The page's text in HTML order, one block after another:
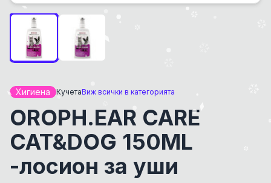
Хигиена КучетаВиж всички в категорията
OROPH.EAR CARE
CAT&DOG 150ML
-лосион за уши